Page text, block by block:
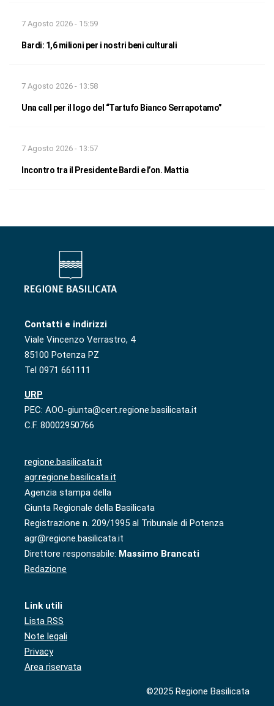
7 Agosto 2026 - 15:59
Bardi: 1,6 milioni per i nostri beni culturali
7 Agosto 2026 - 13:58
Una call per il logo del “Tartufo Bianco Serrapotamo”
7 Agosto 2026 - 13:57
Incontro tra il Presidente Bardi e l’on. Mattia
Contatti e indirizzi
Viale Vincenzo Verrastro, 4
85100 Potenza PZ
Tel 0971 661111
URP
PEC: AOO-giunta@cert.regione.basilicata.it
C.F. 80002950766
regione.basilicata.it
agr.regione.basilicata.it
Agenzia stampa della
Giunta Regionale della Basilicata
Registrazione n. 209/1995 al Tribunale di Potenza
agr@regione.basilicata.it
Direttore responsabile: Massimo Brancati
Redazione
Link utili
Lista RSS
Note legali
Privacy
Area riservata
©2025 Regione Basilicata